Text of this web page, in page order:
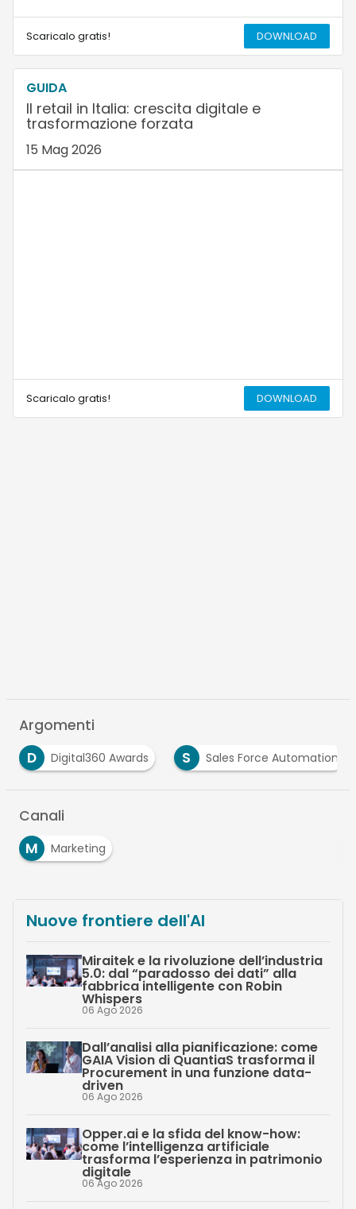
Scaricalo gratis! DOWNLOAD
GUIDA
Il retail in Italia: crescita digitale e
trasformazione forzata
15 Mag 2026
Scaricalo gratis! DOWNLOAD
Argomenti
D
Digital360 Awards S Sales Force Automation
Canali
M
Marketing
Nuove frontiere dell'AI
Miraitek e la rivoluzione dell’industria
5.0: dal “paradosso dei dati” alla
fabbrica intelligente con Robin
Whispers
06 Ago 2026
Dall’analisi alla pianificazione: come
GAIA Vision di QuantiaS trasforma il
Procurement in una funzione data-
driven
06 Ago 2026
Opper.ai e la sfida del know-how:
come l’intelligenza artificiale
trasforma l’esperienza in patrimonio
digitale
06 Ago 2026